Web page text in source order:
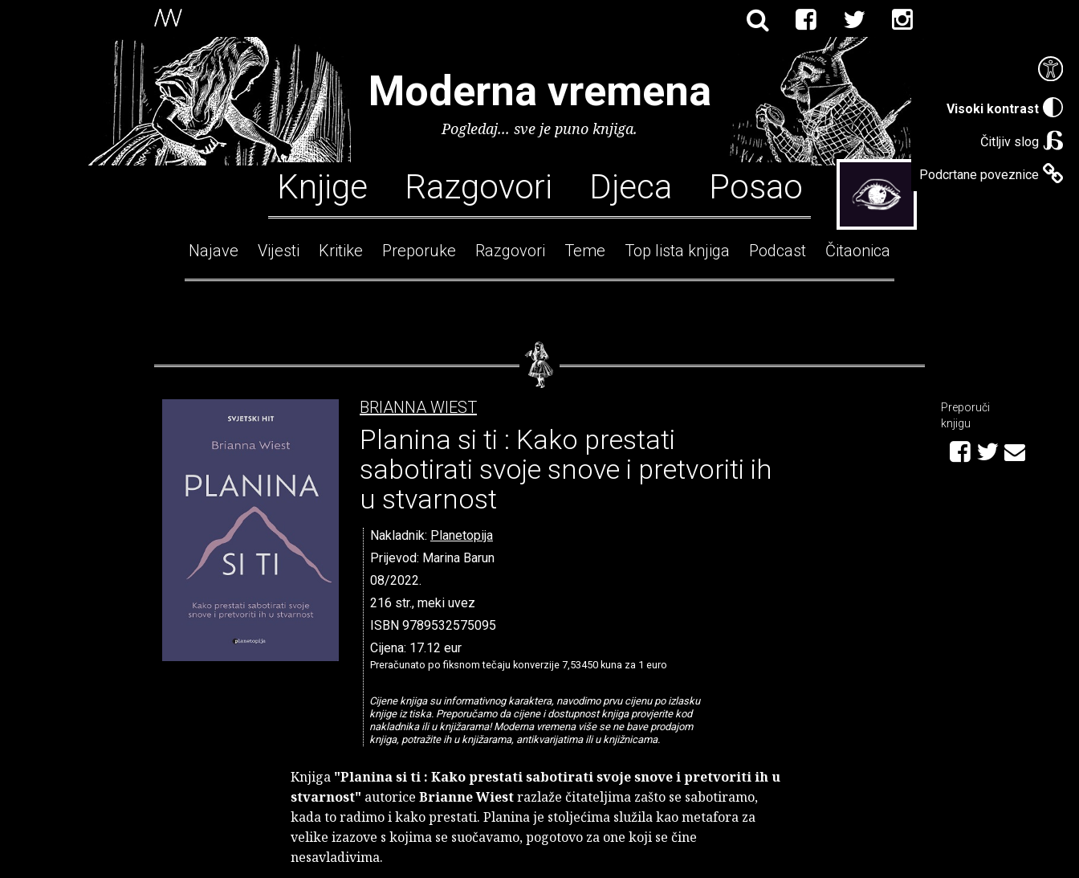
Visoki kontrast
Čitljiv slog
Podcrtane poveznice
Moderna vremena
Pogledaj... sve je puno knjiga.
Knjige Razgovori Djeca Posao
Najave Vijesti Kritike Preporuke Razgovori Teme Top lista knjiga Podcast Čitaonica
BRIANNA WIEST
Planina si ti : Kako prestati
sabotirati svoje snove i pretvoriti ih
u stvarnost
Nakladnik: Planetopija
Prijevod: Marina Barun
08/2022.
216 str., meki uvez
ISBN 9789532575095
Cijena: 17.12 eur
Preračunato po fiksnom tečaju konverzije 7,53450 kuna za 1 euro
Cijene knjiga su informativnog karaktera, navodimo prvu cijenu po izlasku
knjige iz tiska. Preporučamo da cijene i dostupnost knjiga provjerite kod
nakladnika ili u knjižarama! Moderna vremena više se ne bave prodajom
knjiga, potražite ih u knjižarama, antikvarijatima ili u knjižnicama.
Knjiga "Planina si ti : Kako prestati sabotirati svoje snove i pretvoriti ih u
stvarnost" autorice Brianne Wiestrazlaže čitateljima zašto se sabotiramo,
kada to radimo i kako prestati. Planina je stoljećima služila kao metafora za
velike izazove s kojima se suočavamo, pogotovo za one koji se čine
nesavladivima.
Preporuči
knjigu